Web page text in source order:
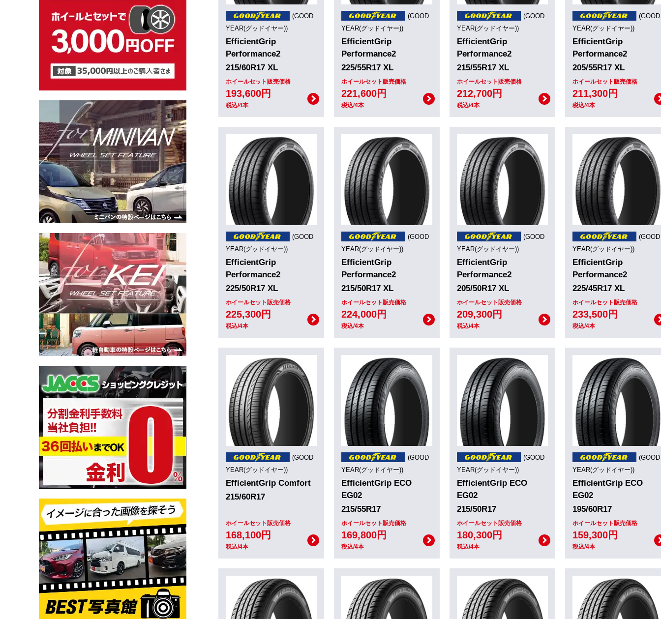
(GOOD
YEAR(グッドイヤー))
EfficientGrip
Performance2
215/60R17 XL
ホイールセット販売価格
193,600円
税込/4本
(GOOD
YEAR(グッドイヤー))
EfficientGrip
Performance2
225/55R17 XL
ホイールセット販売価格
221,600円
税込/4本
(GOOD
YEAR(グッドイヤー))
EfficientGrip
Performance2
215/55R17 XL
ホイールセット販売価格
212,700円
税込/4本
(GOOD
YEAR(グッドイヤー))
EfficientGrip
Performance2
205/55R17 XL
ホイールセット販売価格
211,300円
税込/4本
(GOOD
YEAR(グッドイヤー))
EfficientGrip
Performance2
225/50R17 XL
ホイールセット販売価格
225,300円
税込/4本
(GOOD
YEAR(グッドイヤー))
EfficientGrip
Performance2
215/50R17 XL
ホイールセット販売価格
224,000円
税込/4本
(GOOD
YEAR(グッドイヤー))
EfficientGrip
Performance2
205/50R17 XL
ホイールセット販売価格
209,300円
税込/4本
(GOOD
YEAR(グッドイヤー))
EfficientGrip
Performance2
225/45R17 XL
ホイールセット販売価格
233,500円
税込/4本
(GOOD
YEAR(グッドイヤー))
EfficientGrip Comfort
215/60R17
ホイールセット販売価格
168,100円
税込/4本
(GOOD
YEAR(グッドイヤー))
EfficientGrip ECO
EG02
215/55R17
ホイールセット販売価格
169,800円
税込/4本
(GOOD
YEAR(グッドイヤー))
EfficientGrip ECO
EG02
215/50R17
ホイールセット販売価格
180,300円
税込/4本
(GOOD
YEAR(グッドイヤー))
EfficientGrip ECO
EG02
195/60R17
ホイールセット販売価格
159,300円
税込/4本